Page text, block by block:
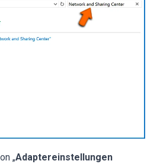
„Adaptereinstellungen